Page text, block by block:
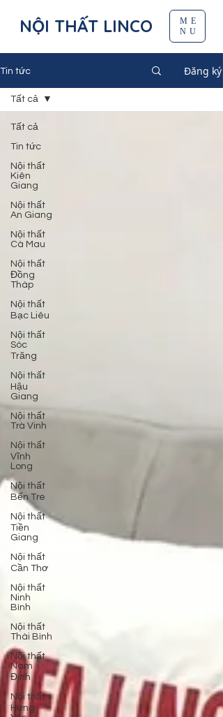
NỘI THẤT LINCO
ME
NU
Tin tức Đăng ký
Tất cả
Tin tức
Nội thất
Kiên
Giang
Nội thất
An Giang
Nội thất
Cà Mau
Nội thất
Đồng
Tháp
Nội thất
Bạc Liêu
Nội thất
Sóc
Trăng
Nội thất
Hậu
Giang
Nội thất
Trà Vinh
Nội thất
Vĩnh
Long
Nội thất
Bến Tre
Nội thất
Tiền
Giang
Nội thất
Cần Thơ
Nội thất
Ninh
Bình
Nội thất
Thái Bình
Nội thất
Nam
Định
Nội thất
Hưng
Tất cả